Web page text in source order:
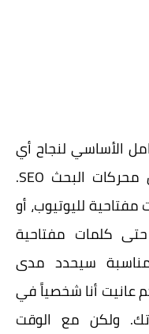
الأساسي لنجاح أي
استراتيجية تسويقية، أو تحسين محركات البحث SEO.
مفتاحية لليوتيوب، أو
كلمات مفتاحية
سيحدد مدى
أنا شخصياً في
ولكن مع الوقت